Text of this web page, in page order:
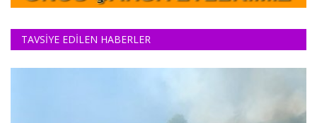
TAVSİYE EDİLEN HABERLER